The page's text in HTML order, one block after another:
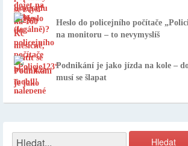
Heslo do policejního počítače
na monitoru – to nevymyslíš
Podnikání je jako jízda na kole –
musí se šlapat